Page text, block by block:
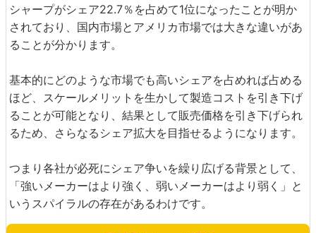
シャープがシェア22.7％を占めて1位になったことが明か
されており、国内市場とアメリカ市場では大きな違いがあ
ることが分かります。
基本的にどのような市場でも高いシェアを占めれば占める
ほど、スケールメリットを生かして製造コストを引き下げ
ることが可能となり、結果として販売価格を引き下げられ
るため、さらなるシェア拡大を目指せるようになります。
つまり各社が必死にシェア争いを繰り広げる背景として、
「強いメーカーはより強く、弱いメーカーはより弱く」と
いうスパイラルの存在があるわけです。